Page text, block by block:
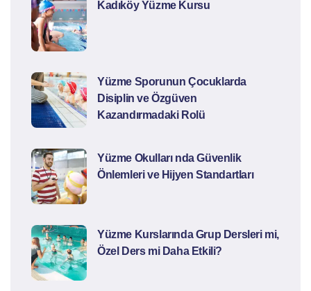
Kadıköy Yüzme Kursu
Yüzme Sporunun Çocuklarda
Disiplin ve Özgüven
Kazandırmadaki Rolü
Yüzme Okulları nda Güvenlik
Önlemleri ve Hijyen Standartları
Yüzme Kurslarında Grup Dersleri mi,
Özel Ders mi Daha Etkili?